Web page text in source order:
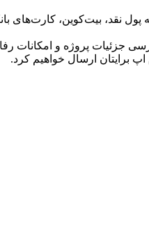
نقد، بیت‌کوین، کارت‌های
جزئیات پروژه و امکانات
برایتان ارسال خواهیم کرد.